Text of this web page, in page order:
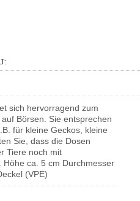
sich hervorragend zum
Börsen. Sie entsprechen
für kleine Geckos, kleine
Sie, dass die Dosen
Tiere noch mit
ca. 5 cm Durchmesser
(VPE)